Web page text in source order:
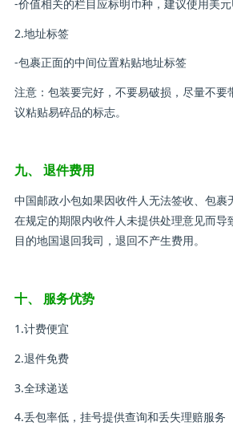
-价值相关的栏目应标明币种，建议使用美元
2.地址标签
-包裹正面的中间位置粘贴地址标签
注意：包装要完好，不要易破损，尽量不要
议粘贴易碎品的标志。
九、 退件费用
中国邮政小包如果因收件人无法签收、包裹
在规定的期限内收件人未提供处理意见而导
目的地国退回我司，退回不产生费用。
十、 服务优势
1.计费便宜
2.退件免费
3.全球递送
4.丢包率低，挂号提供查询和丢失理赔服务